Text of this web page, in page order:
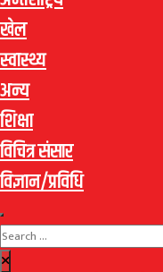
खेल
स्वास्थ्य
अन्य
शिक्षा
विचित्र संसार
विज्ञान/प्रविधि